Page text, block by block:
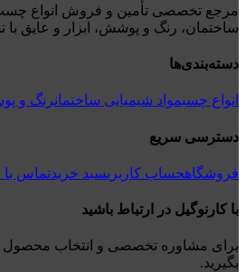
مرجع تخصصی تأمین و فروش انواع
ساختمان، رنگ و پوشش، ابزار و عایق
دسته‌بندی‌ها
انواع چسبمواد شیمیایی ساختمانرنگ و
دسترسی سریع
فروشگاهحساب کاربریسبد خریدتماس با
با کارنوگیل در ارتباط باشید
برای مشاوره تخصصی و انتخاب محصول
بگیرید.